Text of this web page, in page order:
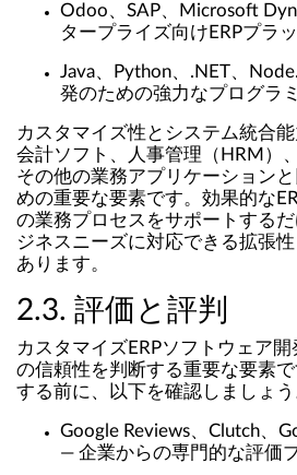
Odoo、SAP、Microsoft
タープライズ向けERPプラ
Java、Python、.NET、
発のための強力なプログラ
カスタマイズ性とシステム統合能
会計ソフト、人事管理（HRM）
その他の業務アプリケーション
めの重要な要素です。効果的な
の業務プロセスをサポートする
ジネスニーズに対応できる拡張
あります。
2.3. 評価と評判
カスタマイズERPソフトウェア
の信頼性を判断する重要な要素
する前に、以下を確認しましょう
Google Reviews、Clutch、
― 企業からの専門的な評価